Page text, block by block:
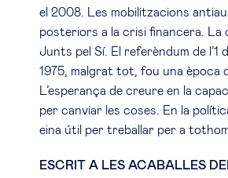
el 2008. Les mobilitzacions
posteriors a la crisi financera. La
Junts pel Sí. El referèndum de l’1
1975, malgrat tot, fou una època
L’esperança de creure en la
per canviar les coses. En la
eina útil per treballar per a
ESCRIT A LES ACABALLES